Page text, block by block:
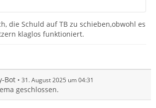
die Schuld auf TB zu schieben,obwohl es
klaglos funktioniert.
Bot 31. August 2025 um 04:31
geschlossen.